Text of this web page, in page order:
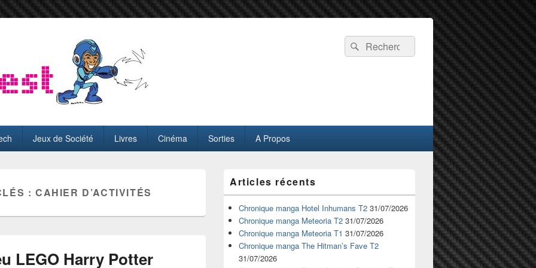
Recherche :
Rechercher
Jeux de Société Livres Cinéma Sorties A Propos
:CAHIER D’ACTIVITÉS
LEGO Harry Potter
principale
de
widget
pour
barre
latérale
Articles récents
Chronique manga Hotel Inhumans T2 31/07/2026
Chronique manga Meteoria T2 31/07/2026
Chronique manga Meteoria T1 31/07/2026
Chronique manga The Hitman’s Fave T2
31/07/2026